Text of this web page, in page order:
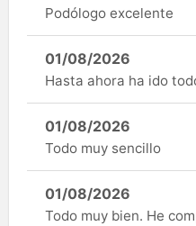
Podólogo excelente
01/08/2026
Hasta ahora ha ido
01/08/2026
Todo muy sencillo
01/08/2026
Todo muy bien. He